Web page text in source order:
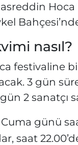
Hoca
nasıl?
festivaline
3 gün
2 sanatçı
günü
saat